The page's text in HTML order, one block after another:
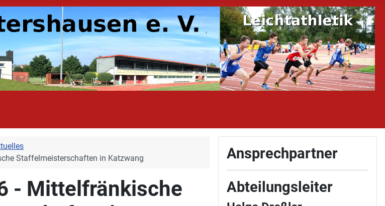
Staffelmeisterschaften in Katzwang
- Mittelfränkische
Ansprechpartner
Abteilungsleiter